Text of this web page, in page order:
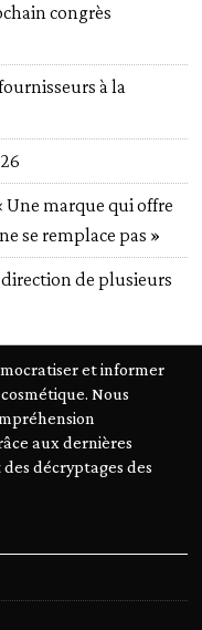
congrès
à la
Une marque qui offre
se remplace pas »
de plusieurs
et informer
Nous
aux dernières
décryptages des